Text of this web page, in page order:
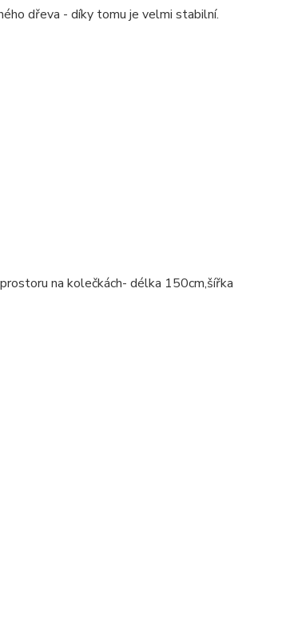
dřeva - díky tomu je velmi stabilní.
na kolečkách- délka 150cm,šířka